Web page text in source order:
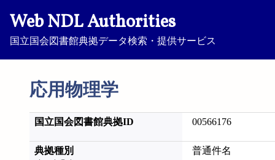
Web NDL Authorities
国立国会図書館典拠データ検索・提供サービス
応用物理学
国立国会図書館典拠ID 00566176
典拠種別 普通件名